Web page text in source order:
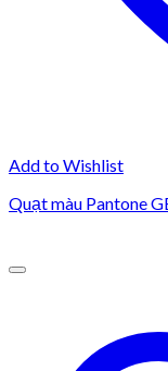
Add to Wishlist
Quạt màu Pantone